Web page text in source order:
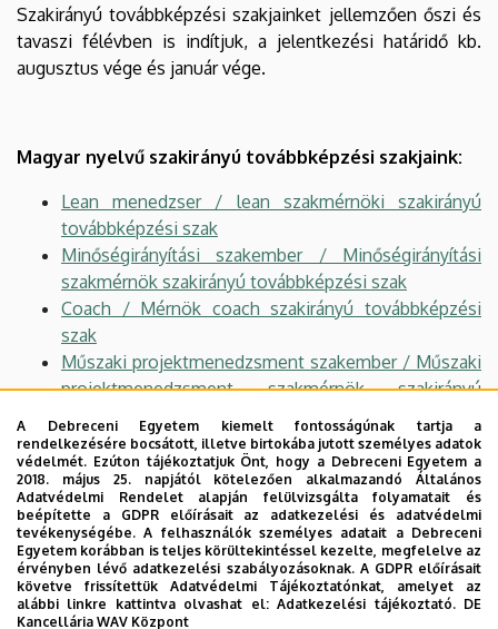
Szakirányú továbbképzési szakjainket jellemzően őszi és
tavaszi félévben is indítjuk, a jelentkezési határidő kb.
augusztus vége és január vége.
Magyar nyelvű szakirányú továbbképzési szakjaink:
Lean menedzser / lean szakmérnöki szakirányú
továbbképzési szak
Minőségirányítási szakember / Minőségirányítási
szakmérnök szakirányú továbbképzési szak
Coach / Mérnök coach szakirányú továbbképzési
szak
Műszaki projektmenedzsment szakember / Műszaki
projektmenedzsment szakmérnök szakirányú
Angol nyelvű szakirányú továbbképzési szakjaink:
Lean Engineer / Lean Manager postgraduate
program
Strategic Engineering and Sustainability Leadership
postgraduate program (Műszaki és fenntarthatósági
A Debreceni Egyetem kiemelt fontosságúnak tartja a
rendelkezésére bocsátott, illetve birtokába jutott személyes adatok
védelmét. Ezúton tájékoztatjuk Önt, hogy a Debreceni Egyetem a
2018. május 25. napjától kötelezően alkalmazandó Általános
Adatvédelmi Rendelet alapján felülvizsgálta folyamatait és
beépítette a GDPR előírásait az adatkezelési és adatvédelmi
tevékenységébe. A felhasználók személyes adatait a Debreceni
Egyetem korábban is teljes körültekintéssel kezelte, megfelelve az
érvényben lévő adatkezelési szabályozásoknak. A GDPR előírásait
követve frissítettük Adatvédelmi Tájékoztatónkat, amelyet az
alábbi linkre kattintva olvashat el:Adatkezelési tájékoztató. DE
Kancellária WAV Központ